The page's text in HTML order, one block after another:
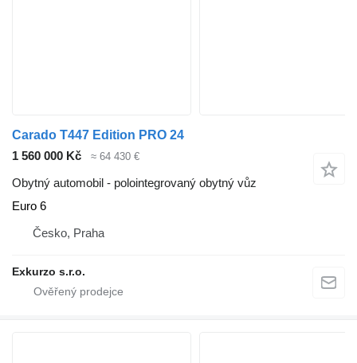
Carado T447 Edition PRO 24
1 560 000 Kč
≈ 64 430 €
Obytný automobil - polointegrovaný obytný vůz
Euro 6
Česko, Praha
Exkurzo s.r.o.